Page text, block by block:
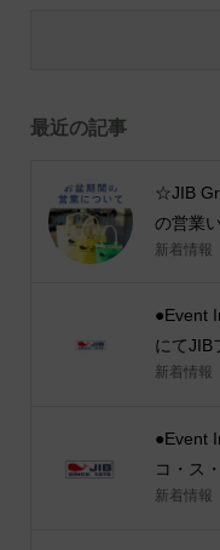
最近の記事
☆JIB
の営業
新着情報
●Event
にてJIB
新着情報
●Event
コ・ス
新着情報